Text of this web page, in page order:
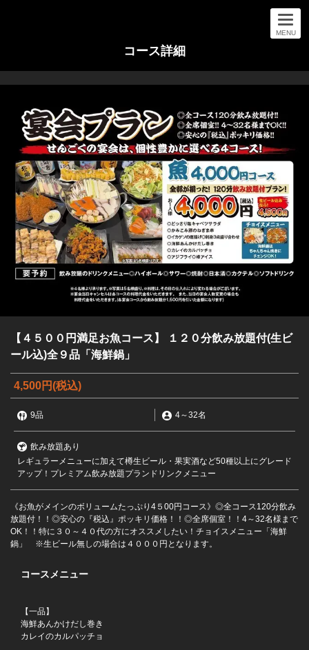
MENU
コース詳細
【４５００円満足お魚コース】 １２０分飲み放題付(生ビ
ール込)全９品「海鮮鍋」
4,500円(税込)
9品 4～32名
飲み放題あり
レギュラーメニューに加えて樽生ビール・果実酒など50種以上にグレード
アップ！プレミアム飲み放題プランドリンクメニュー
《お魚がメインのボリュームたっぷり4５00円コース》◎全コース120分飲み
放題付！！◎安心の『税込』ポッキリ価格！！◎全席個室！！4～32名様まで
OK！！特に３０～４０代の方にオススメしたい！チョイスメニュー「海鮮
鍋」 ※生ビール無しの場合は４０００円となります。
コースメニュー
【一品】
海鮮あんかけだし巻き
カレイのカルパッチョ